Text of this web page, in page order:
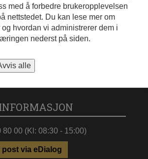
80 00 (Kl: 08:30 - 15:00)
via eDialog
med å forbedre brukeropplevelsen
nettstedet. Du kan lese mer om
hvordan vi administrerer dem i
nederst på siden.
alle